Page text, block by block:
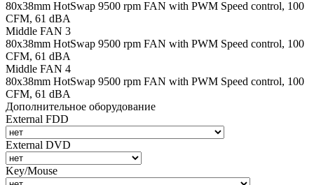
80х38mm HotSwap 9500 rpm FAN with PWM Speed control, 100
CFM, 61 dBA
Middle FAN 3
80х38mm HotSwap 9500 rpm FAN with PWM Speed control, 100
CFM, 61 dBA
Middle FAN 4
80х38mm HotSwap 9500 rpm FAN with PWM Speed control, 100
CFM, 61 dBA
Дополнительное оборудование
External FDD
External DVD
Key/Mouse